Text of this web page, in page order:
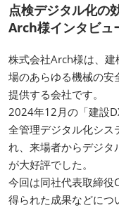
点検デジタル化の
Arch様インタビュ
株式会社Arch様は、
場のあらゆる機械の安
提供する会社です。
2024年12月の「建設
全管理デジタル化シス
れ、来場者からデジタ
が大好評でした。
今回は同社代表取締役
得られた成果などにつ